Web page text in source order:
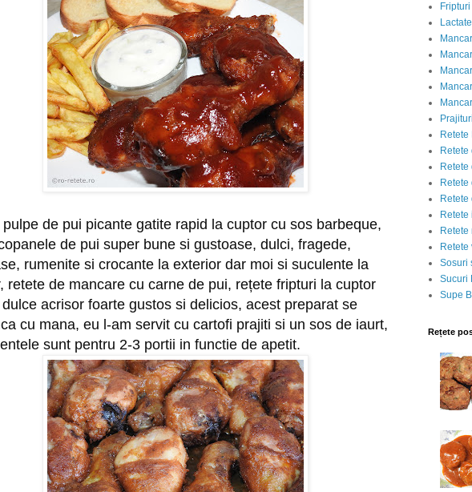
pulpe de pui picante gatite rapid la cuptor cu sos barbeque,
de pui super bune si gustoase, dulci, fragede,
rumenite si crocante la exterior dar moi si suculente la
retete de mancare cu carne de pui, rețete fripturi la cuptor
acrisor foarte gustos si delicios, acest preparat se
cu mana, eu l-am servit cu cartofi prajiti si un sos de iaurt,
sunt pentru 2-3 portii in functie de apetit.
Retete
Retete
Retete
Retete
Retete
Retete
Retete
Retete
Sosuri
Sucuri
Supe
Rețete